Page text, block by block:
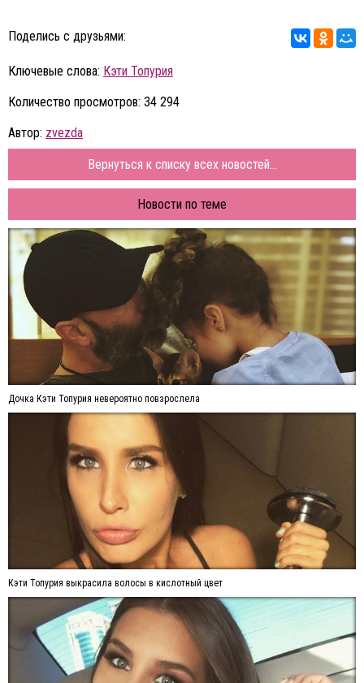
Поделись с друзьями:
Ключевые слова: Кэти Топурия
Количество просмотров: 34 294
Автор: zvezda
Вернуться к списку всех новостей...
Новости по теме
Дочка Кэти Топурия невероятно повзрослела
Кэти Топурия выкрасила волосы в кислотный цвет